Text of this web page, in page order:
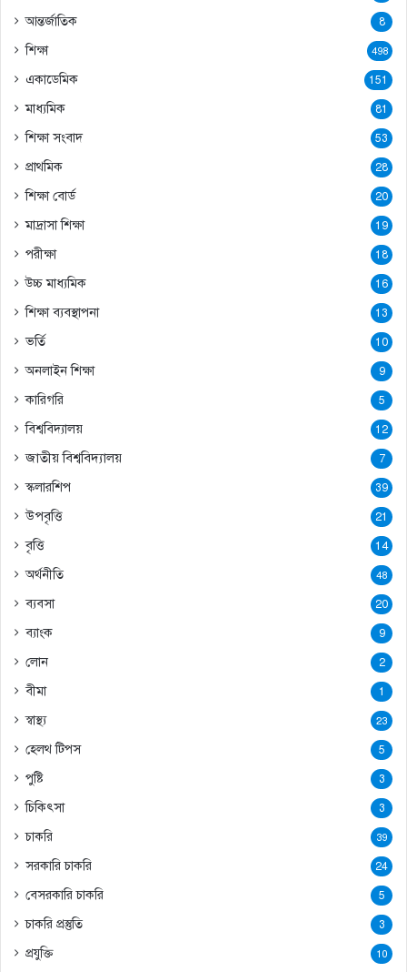
আন্তর্জাতিক 8
শিক্ষা 498
একাডেমিক 151
মাধ্যমিক 81
শিক্ষা সংবাদ 53
প্রাথমিক 28
শিক্ষা বোর্ড 20
মাদ্রাসা শিক্ষা 19
পরীক্ষা 18
উচ্চ মাধ্যমিক 16
শিক্ষা ব্যবস্থাপনা 13
ভর্তি 10
অনলাইন শিক্ষা 9
কারিগরি 5
বিশ্ববিদ্যালয় 12
জাতীয় বিশ্ববিদ্যালয় 7
স্কলারশিপ 39
উপবৃত্তি 21
বৃত্তি 14
অর্থনীতি 48
ব্যবসা 20
ব্যাংক 9
লোন 2
বীমা 1
স্বাস্থ্য 23
হেলথ টিপস 5
পুষ্টি 3
চিকিৎসা 3
চাকরি 39
সরকারি চাকরি 24
বেসরকারি চাকরি 5
চাকরি প্রস্তুতি 3
প্রযুক্তি 10